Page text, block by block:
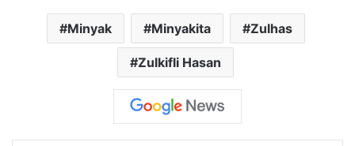
Minyak Minyakita Zulhas
Zulkifli Hasan